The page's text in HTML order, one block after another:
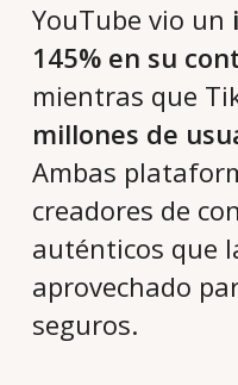
YouTube vio un
145% en su
mientras que
millones de
Ambas
creadores de
auténticos que
aprovechado
seguros.